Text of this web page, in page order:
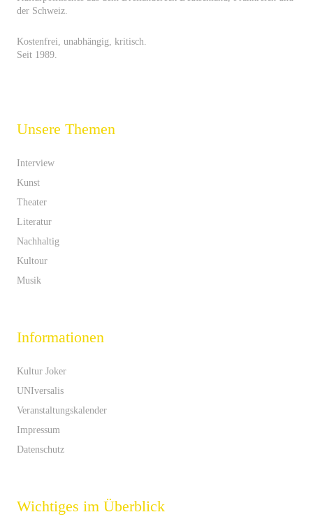
der Schweiz.
Kostenfrei, unabhängig, kritisch.
Seit 1989.
Unsere Themen
Interview
Kunst
Theater
Literatur
Nachhaltig
Kultour
Musik
Informationen
Kultur Joker
UNIversalis
Veranstaltungskalender
Impressum
Datenschutz
Wichtiges im Überblick